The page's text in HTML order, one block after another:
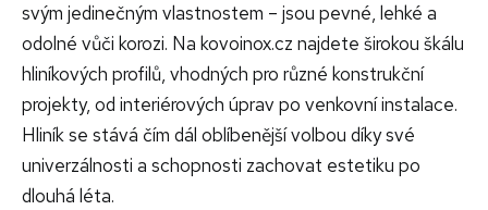
svým jedinečným vlastnostem – jsou pevné, lehké a
odolné vůči korozi. Na kovoinox.cz najdete širokou škálu
hliníkových profilů, vhodných pro různé konstrukční
projekty, od interiérových úprav po venkovní instalace.
Hliník se stává čím dál oblíbenější volbou díky své
univerzálnosti a schopnosti zachovat estetiku po
dlouhá léta.